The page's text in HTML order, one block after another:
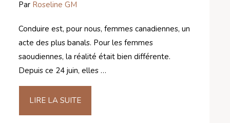
Par Roseline GM
Conduire est, pour nous, femmes canadiennes, un
acte des plus banals. Pour les femmes
saoudiennes, la réalité était bien différente.
Depuis ce 24 juin, elles …
LIRE LA SUITE